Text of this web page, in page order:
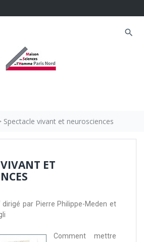
search
Spectacle vivant et neurosciences
ET
par Pierre Philippe-Meden et
Comment mettre